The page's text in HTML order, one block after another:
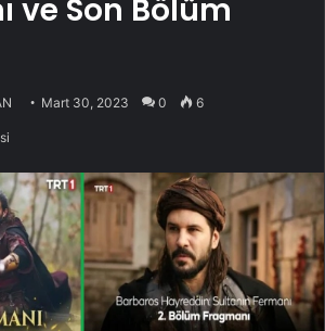
ve Son Bölüm
Mart 30, 2023 0 6